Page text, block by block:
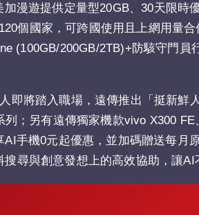
漫遊提供定量型20GB、30天限
個國家，可跨國使用且上網用量
(100GB/200GB/2TB)+防駭守門
即將踏入職場，遠傳推出「挺新鮮
列；另有遠傳獨家機款vivo X300
手機0元起優惠，並加碼贈送每月
尋與創意發想上的高效協助，讓AI